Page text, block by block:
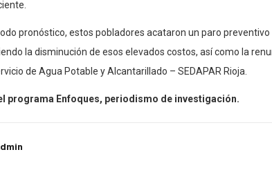
pronóstico, estos pobladores acataron un paro
la disminución de esos elevados costos, así como la
de Agua Potable y Alcantarillado – SEDAPAR Rioja.
programa Enfoques, periodismo de investigación.